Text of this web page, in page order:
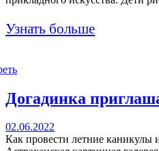
Узнать больше
Догадинка
02.06.2022
Как провести летние каникулы